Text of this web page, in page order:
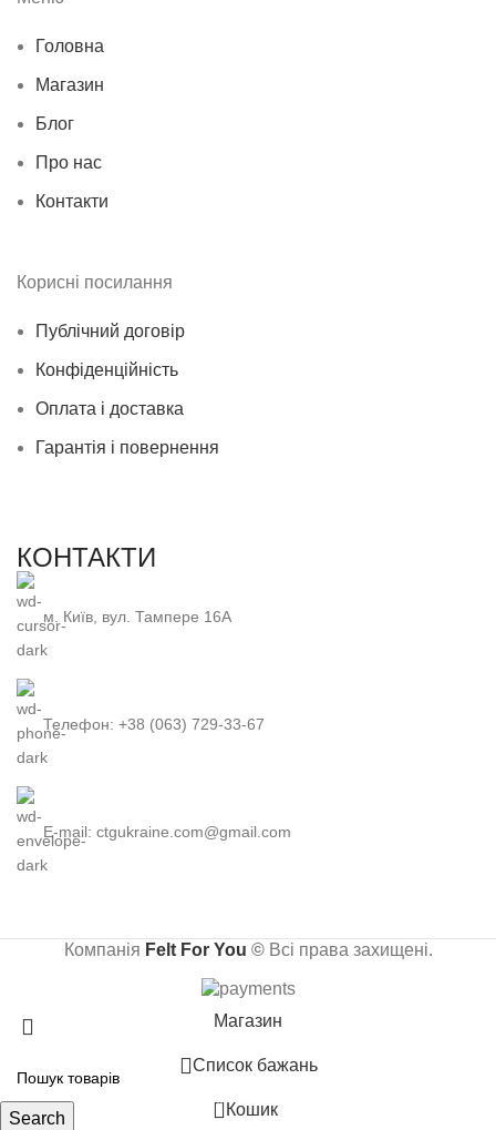
Головна
Магазин
Блог
Про нас
Контакти
Корисні посилання
Публічний договір
Конфіденційність
Оплата і доставка
Гарантія і повернення
КОНТАКТИ
м. Київ, вул. Тампере 16А
Телефон: +38 (063) 729-33-67
E-mail: ctgukraine.com@gmail.com
Компанія Felt For You ©Всі права захищені.
Search
Магазин
Список бажань
0 Кошик